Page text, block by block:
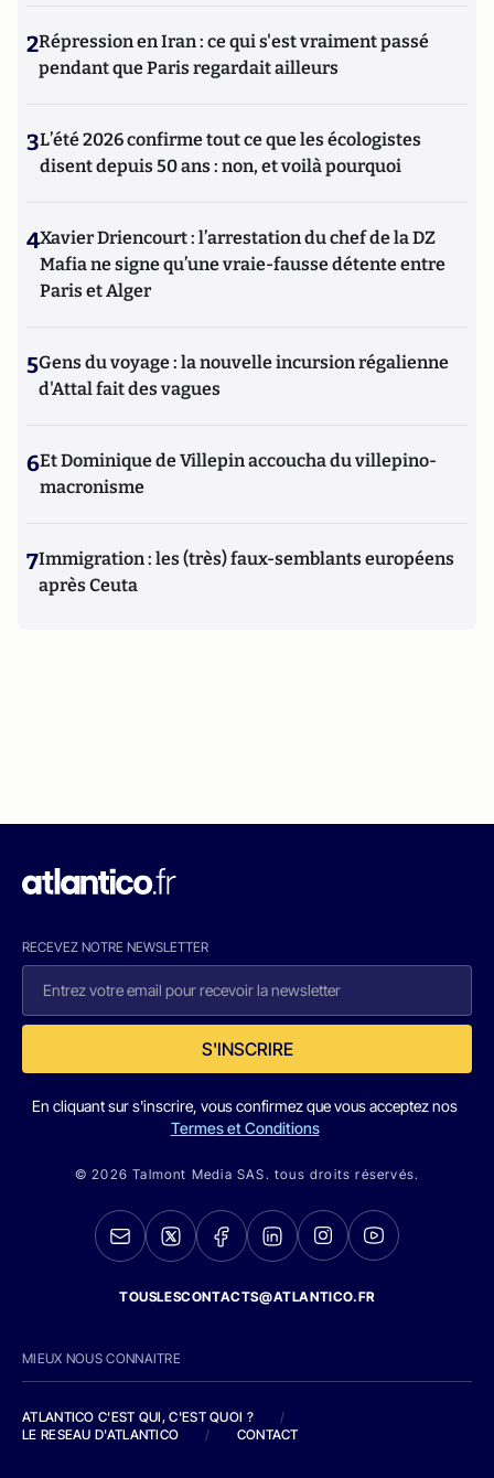
2Répression en Iran : ce qui s'est vraiment passé
pendant que Paris regardait ailleurs
3L’été 2026 confirme tout ce que les écologistes
disent depuis 50 ans : non, et voilà pourquoi
4Xavier Driencourt : l’arrestation du chef de la DZ
Mafia ne signe qu’une vraie-fausse détente entre
Paris et Alger
5Gens du voyage : la nouvelle incursion régalienne
d'Attal fait des vagues
6Et Dominique de Villepin accoucha du villepino-
macronisme
7Immigration : les (très) faux-semblants européens
après Ceuta
RECEVEZ NOTRE NEWSLETTER
S'INSCRIRE
En cliquant sur s'inscrire, vous confirmez que vous acceptez nos
Termes et Conditions
© 2026 Talmont Media SAS. tous droits réservés.
TOUSLESCONTACTS@ATLANTICO.FR
MIEUX NOUS CONNAITRE
ATLANTICO C'EST QUI, C'EST QUOI ?
/
LE RESEAU D'ATLANTICO
/ CONTACT